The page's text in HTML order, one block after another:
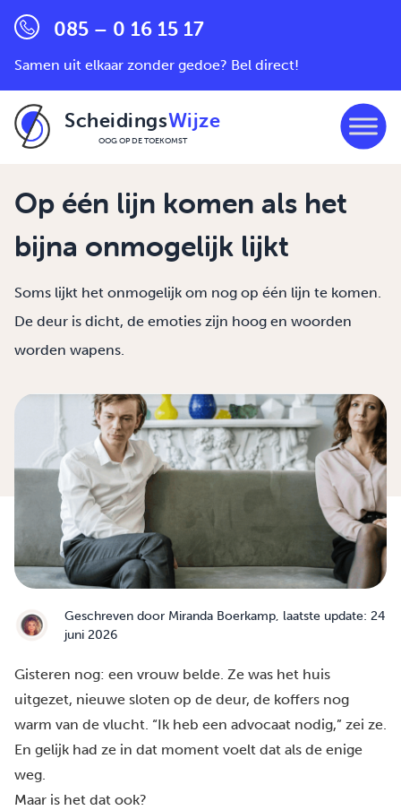
085 – 0 16 15 17
Samen uit elkaar zonder gedoe? Bel direct!
ScheidingsWijze
OOG OP DE TOEKOMST
Op één lijn komen als het
bijna onmogelijk lijkt
Soms lijkt het onmogelijk om nog op één lijn te komen.
De deur is dicht, de emoties zijn hoog en woorden
worden wapens.
Geschreven door Miranda Boerkamp, laatste update: 24
juni 2026
Gisteren nog: een vrouw belde. Ze was het huis
uitgezet, nieuwe sloten op de deur, de koffers nog
warm van de vlucht. “Ik heb een advocaat nodig,” zei ze.
En gelijk had ze in dat moment voelt dat als de enige
weg.
Maar is het dat ook?